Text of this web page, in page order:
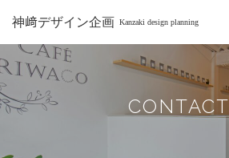
神﨑デザイン企画 Kanzaki design planning
CONTACT